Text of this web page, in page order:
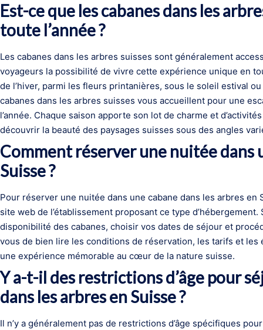
Est-ce que les cabanes dans les
toute l’année ?
Les cabanes dans les arbres suisses sont généralement
voyageurs la possibilité de vivre cette expérience unique en
de l’hiver, parmi les fleurs printanières, sous le soleil estival
cabanes dans les arbres suisses vous accueillent pour une
l’année. Chaque saison apporte son lot de charme et
découvrir la beauté des paysages suisses sous des angles
Comment réserver une nuitée dans
Suisse ?
Pour réserver une nuitée dans une cabane dans les arbres
site web de l’établissement proposant ce type
disponibilité des cabanes, choisir vos dates de séjour et
vous de bien lire les conditions de réservation, les tarifs et
une expérience mémorable au cœur de la nature suisse.
Y a-t-il des restrictions d’âge pour
dans les arbres en Suisse ?
Il n’y a généralement pas de restrictions d’âge spécifiques